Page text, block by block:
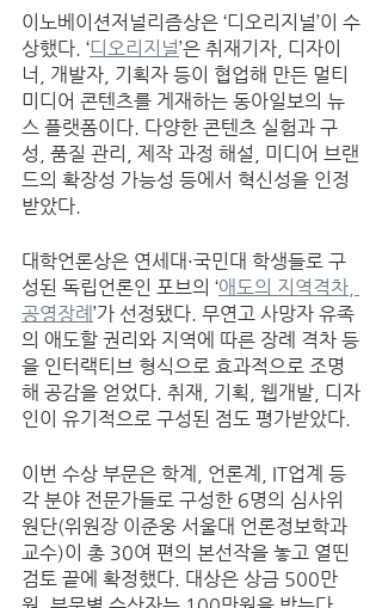
이노베이션저널리즘상은 ‘디오리지널’이 수
상했다. ‘디오리지널’은 취재기자, 디자이
너, 개발자, 기획자 등이 협업해 만든 멀티
미디어 콘텐츠를 게재하는 동아일보의 뉴
스 플랫폼이다. 다양한 콘텐츠 실험과 구
성, 품질 관리, 제작 과정 해설, 미디어 브랜
드의 확장성 가능성 등에서 혁신성을 인정
받았다.
대학언론상은 연세대·국민대 학생들로 구
성된 독립언론인 포브의 ‘애도의 지역격차,
공영장례 ’가 선정됐다. 무연고 사망자 유족
의 애도할 권리와 지역에 따른 장례 격차 등
을 인터랙티브 형식으로 효과적으로 조명
해 공감을 얻었다. 취재, 기획, 웹개발, 디자
인이 유기적으로 구성된 점도 평가받았다.
이번 수상 부문은 학계, 언론계, IT업계 등
각 분야 전문가들로 구성한 6명의 심사위
원단(위원장 이준웅 서울대 언론정보학과
교수)이 총 30여 편의 본선작을 놓고 열띤
검토 끝에 확정했다. 대상은 상금 500만